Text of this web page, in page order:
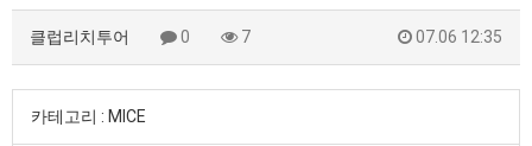
클럽리치투어 0 7 07.06 12:35
카테고리 : MICE